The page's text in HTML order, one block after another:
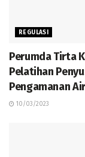
REGULASI
Perumda Tirta
Pelatihan
Pengamanan
10/03/2023